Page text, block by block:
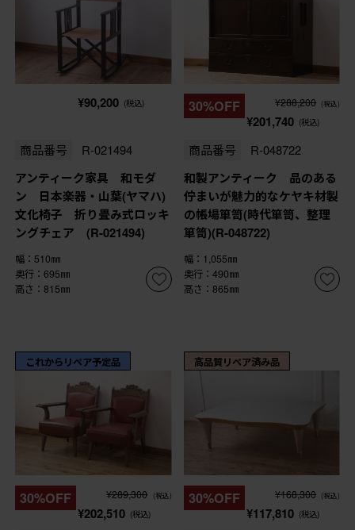
¥90,200 (税込)
商品番号 R-021494
アンティーク家具 和モダ
ン 日本楽器・山葉(ヤマハ)
文化椅子 折り畳み式ロッキ
ングチェア (R-021494)
幅：510㎜
奥行：695㎜
高さ：815㎜
30%OFF ¥288,200 (税込)
¥201,740 (税込)
商品番号 R-048722
和製アンティーク 品のある
佇まいが魅力的なケヤキ材製
の帳場箪笥(時代箪笥、整理
箪笥)(R-048722)
幅：1,055㎜
奥行：490㎜
高さ：865㎜
これからリペア予定品
30%OFF ¥289,300 (税込)
¥202,510 (税込)
高品質リペア済み品
30%OFF ¥168,300 (税込)
¥117,810 (税込)